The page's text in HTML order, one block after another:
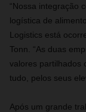
“Nossa integração
logística de
Logistics está
Tonn. “As duas
valores partilhados
tudo, pelos seus
Após um grande